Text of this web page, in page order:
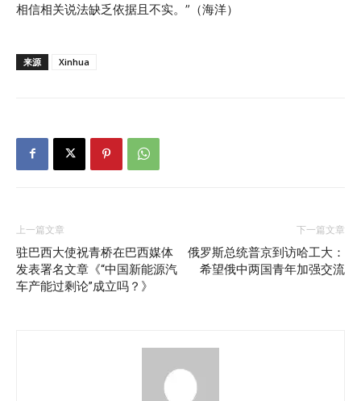
相信相关说法缺乏依据且不实。”（海洋）
来源 Xinhua
上一篇文章
驻巴西大使祝青桥在巴西媒体
发表署名文章《“中国新能源汽
车产能过剩论”成立吗？》
下一篇文章
俄罗斯总统普京到访哈工大：
希望俄中两国青年加强交流